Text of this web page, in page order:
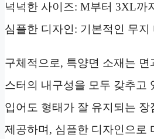
넉넉한 사이즈: M부터 3XL까
심플한 디자인: 기본적인 무
구체적으로, 특양면 소재는
스터의 내구성을 모두 갖추고
입어도 형태가 잘 유지되는
제공하며, 심플한 디자인으로